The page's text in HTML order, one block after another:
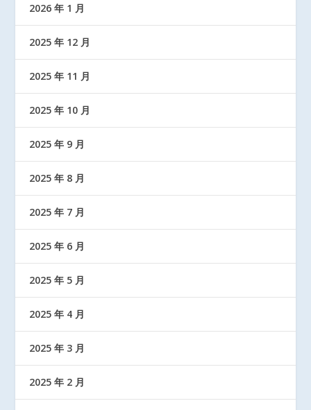
2026 年 1 月
2025 年 12 月
2025 年 11 月
2025 年 10 月
2025 年 9 月
2025 年 8 月
2025 年 7 月
2025 年 6 月
2025 年 5 月
2025 年 4 月
2025 年 3 月
2025 年 2 月